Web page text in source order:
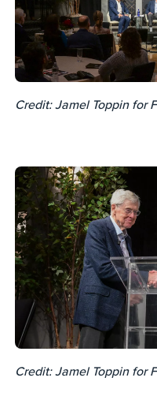
Credit: Jamel Toppin for
Credit: Jamel Toppin for